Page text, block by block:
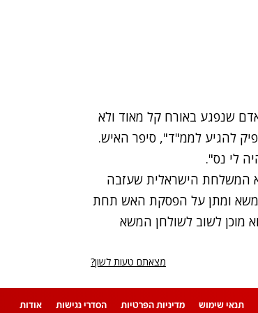
שנפגע באורח קל מאוד ולא
להגיע לממ"ד", סיפר האיש.
לי נס".
המשלחת הישראלית שעזבה
משא ומתן על הפסקת האש תחת
מוכן לשוב לשולחן המשא
מצאתם טעות לשון?
תנאי שימוש מדיניות הפרטיות הסדרי נגישות אודות